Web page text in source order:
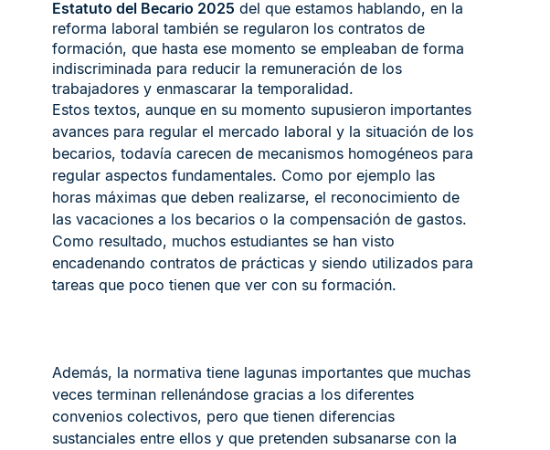
Estatuto del Becario 2025 del que estamos hablando, en la
reforma laboral también se regularon los contratos de
formación, que hasta ese momento se empleaban de forma
indiscriminada para reducir la remuneración de los
trabajadores y enmascarar la temporalidad.
Estos textos, aunque en su momento supusieron importantes
avances para regular el mercado laboral y la situación de los
becarios, todavía carecen de mecanismos homogéneos para
regular aspectos fundamentales. Como por ejemplo las
horas máximas que deben realizarse, el reconocimiento de
las vacaciones a los becarios o la compensación de gastos.
Como resultado, muchos estudiantes se han visto
encadenando contratos de prácticas y siendo utilizados para
tareas que poco tienen que ver con su formación.
Además, la normativa tiene lagunas importantes que muchas
veces terminan rellenándose gracias a los diferentes
convenios colectivos, pero que tienen diferencias
sustanciales entre ellos y que pretenden subsanarse con la